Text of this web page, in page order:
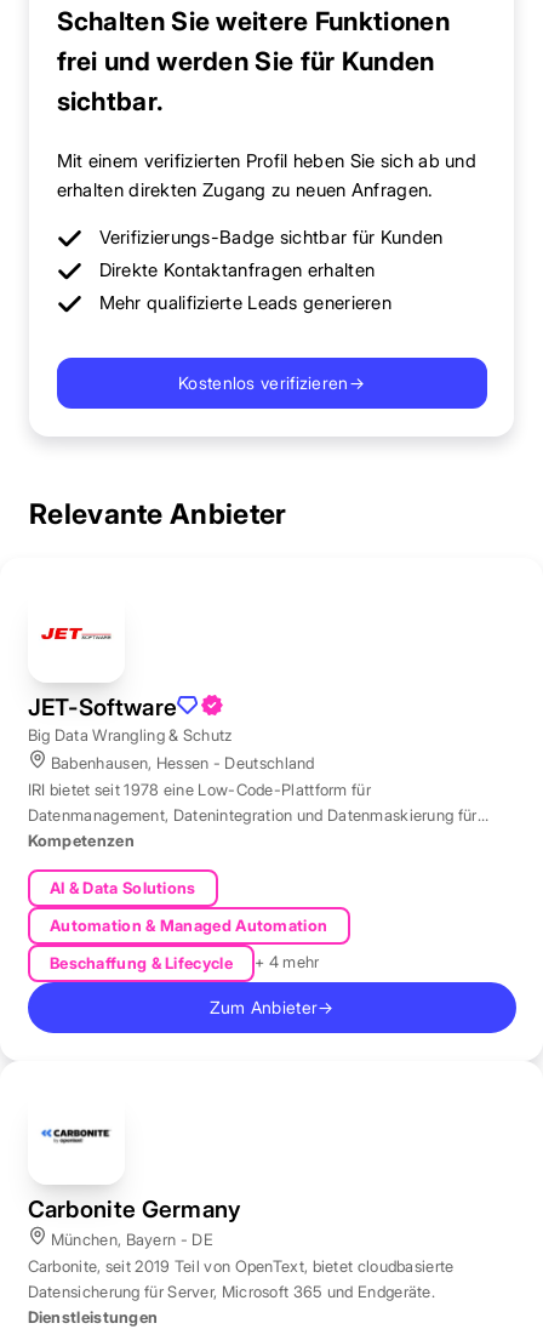
Schalten Sie weitere Funktionen
frei und werden Sie für Kunden
sichtbar.
Mit einem verifizierten Profil heben Sie sich ab und
erhalten direkten Zugang zu neuen Anfragen.
Verifizierungs-Badge sichtbar für Kunden
Direkte Kontaktanfragen erhalten
Mehr qualifizierte Leads generieren
Kostenlos verifizieren→
Relevante Anbieter
JET-Software
Big Data Wrangling & Schutz
Babenhausen, Hessen - Deutschland
IRI bietet seit 1978 eine Low-Code-Plattform für
Datenmanagement, Datenintegration und Datenmaskierung für
produktive Datenbestände weltweit.
Kompetenzen
AI & Data Solutions
Automation & Managed Automation
Beschaffung & Lifecycle
+ 4 mehr
Zum Anbieter→
Carbonite Germany
München, Bayern - DE
Carbonite, seit 2019 Teil von OpenText, bietet cloudbasierte
Datensicherung für Server, Microsoft 365 und Endgeräte.
Dienstleistungen